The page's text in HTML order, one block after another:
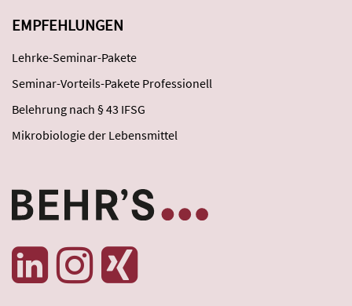
EMPFEHLUNGEN
Lehrke-Seminar-Pakete
Seminar-Vorteils-Pakete Professionell
Belehrung nach § 43 IFSG
Mikrobiologie der Lebensmittel